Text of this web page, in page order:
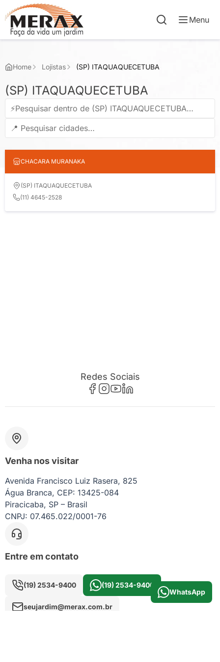
Menu
Home Lojistas (SP) ITAQUAQUECETUBA
(SP) ITAQUAQUECETUBA
CHACARA MURANAKA
(SP) ITAQUAQUECETUBA
(11) 4645-2528
WhatsApp
Redes Sociais
Venha nos visitar
Avenida Francisco Luiz Rasera, 825
Água Branca, CEP: 13425-084
Piracicaba, SP – Brasil
CNPJ: 07.465.022/0001-76
Entre em contato
(19) 2534-9400 (19) 2534-9400
seujardim@merax.com.br